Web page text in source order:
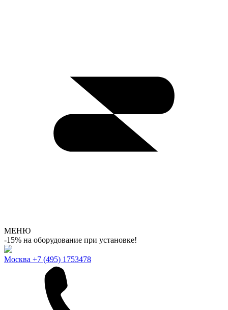
МЕНЮ
-15% на оборудование при установке!
Москва +7 (495) 1753478